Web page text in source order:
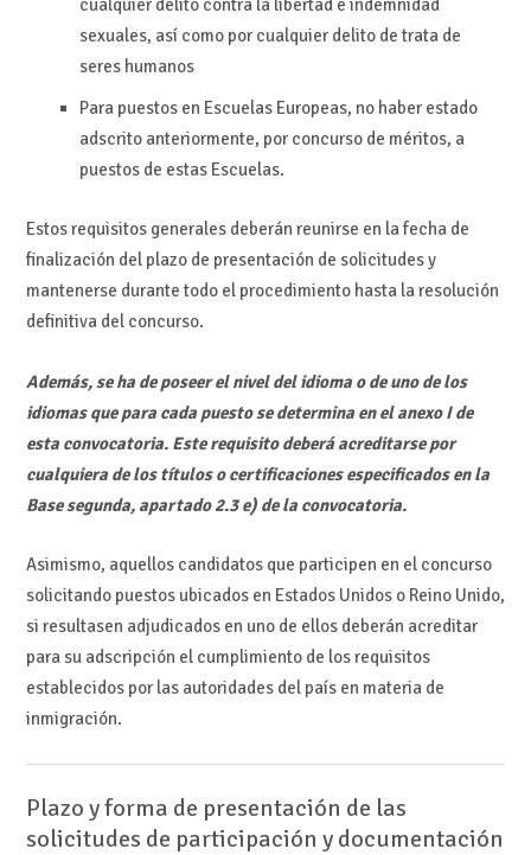
cualquier delito contra la libertad e indemnidad
sexuales, así como por cualquier delito de trata de
seres humanos
Para puestos en Escuelas Europeas, no haber estado
adscrito anteriormente, por concurso de méritos, a
puestos de estas Escuelas.
Estos requisitos generales deberán reunirse en la fecha de
finalización del plazo de presentación de solicitudes y
mantenerse durante todo el procedimiento hasta la resolución
definitiva del concurso.
Además, se ha de poseer el nivel del idioma o de uno de los
idiomas que para cada puesto se determina en el anexo I de
esta convocatoria. Este requisito deberá acreditarse por
cualquiera de los títulos o certificaciones especificados en la
Base segunda, apartado 2.3 e) de la convocatoria.
Asimismo, aquellos candidatos que participen en el concurso
solicitando puestos ubicados en Estados Unidos o Reino Unido,
si resultasen adjudicados en uno de ellos deberán acreditar
para su adscripción el cumplimiento de los requisitos
establecidos por las autoridades del país en materia de
inmigración.
Plazo y forma de presentación de las
solicitudes de participación y documentación